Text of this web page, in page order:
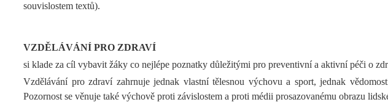
souvislostem textů).
VZDĚLÁVÁNÍ PRO ZDRAVÍ
si klade za cíl vybavit žáky co nejlépe poznatky důležitými pro preventivní a aktivní péči o
Vzdělávání pro zdraví zahrnuje jednak vlastní tělesnou výchovu a sport, jednak
Pozornost se věnuje také výchově proti závislostem a proti médii prosazovanému obrazu